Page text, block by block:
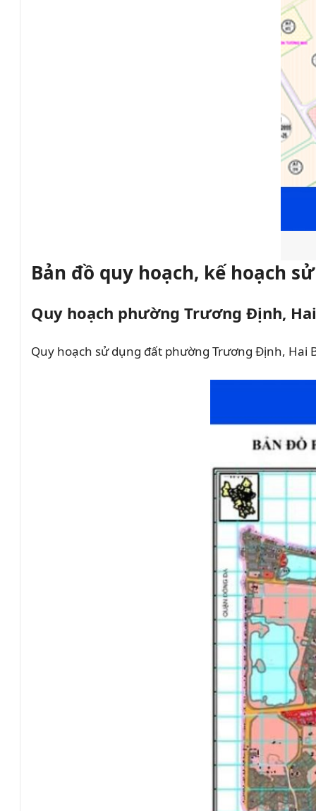
Bản đồ quy hoạch, kế hoạch
Quy hoạch phường Trương Định,
Quy hoạch sử dụng đất phường Trương Định, Hai